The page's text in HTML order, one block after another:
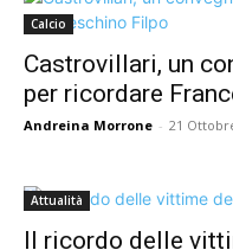
Calcio
Castrovillari, un
per ricordare
Andreina Morrone - 21
Attualità
Il ricordo delle